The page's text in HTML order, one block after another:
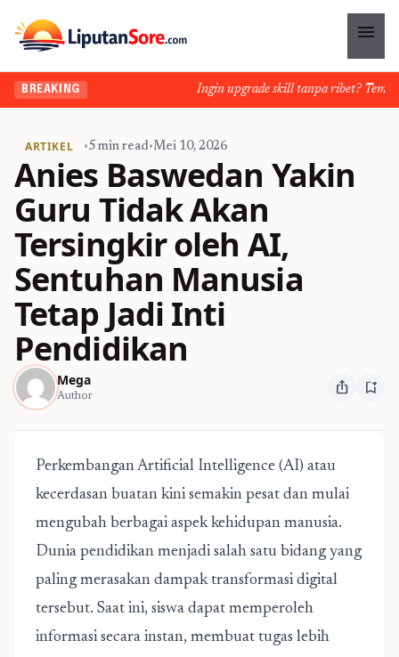
menu
BREAKING Ingin upgrade skill tanpa ribet?
ARTIKEL •5 min read•Mei 10, 2026
Anies Baswedan Yakin
Guru Tidak Akan
Tersingkir oleh AI,
Sentuhan Manusia
Tetap Jadi Inti
Pendidikan
Mega
Author ios_share bookmark_add
Perkembangan Artificial Intelligence (AI) atau
kecerdasan buatan kini semakin pesat dan mulai
mengubah berbagai aspek kehidupan manusia.
Dunia pendidikan menjadi salah satu bidang yang
paling merasakan dampak transformasi digital
tersebut. Saat ini, siswa dapat memperoleh
informasi secara instan, membuat tugas lebih